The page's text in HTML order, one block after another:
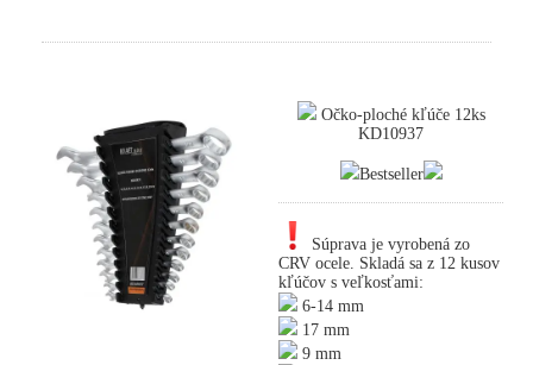
Očko-ploché kľúče 12ks
KD10937
Bestseller
Súprava je vyrobená zo
CRV ocele. Skladá sa z 12 kusov
kľúčov s veľkosťami:
6-14 mm
17 mm
9 mm